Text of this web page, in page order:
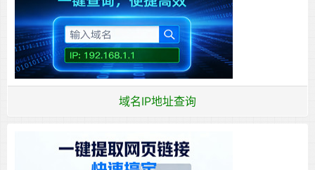
域名IP地址查询